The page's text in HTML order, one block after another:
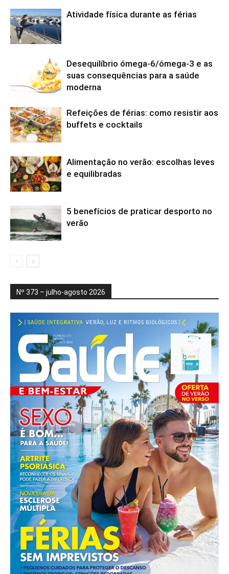
Atividade física durante as férias
Desequilíbrio ómega-6/ómega-3 e as
suas consequências para a saúde
moderna
Refeições de férias: como resistir aos
buffets e cocktails
Alimentação no verão: escolhas leves
e equilibradas
5 benefícios de praticar desporto no
verão
Nº 373 – julho-agosto 2026